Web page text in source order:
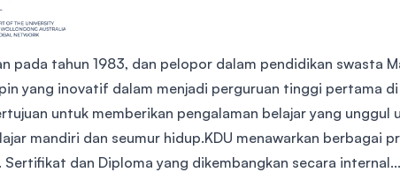
pada tahun 1983, dan pelopor dalam pendidikan swasta
yang inovatif dalam menjadi perguruan tinggi pertama di
untuk memberikan pengalaman belajar yang unggul
mandiri dan seumur hidup.KDU menawarkan berbagai
Sertifikat dan Diploma yang dikembangkan secara internal...